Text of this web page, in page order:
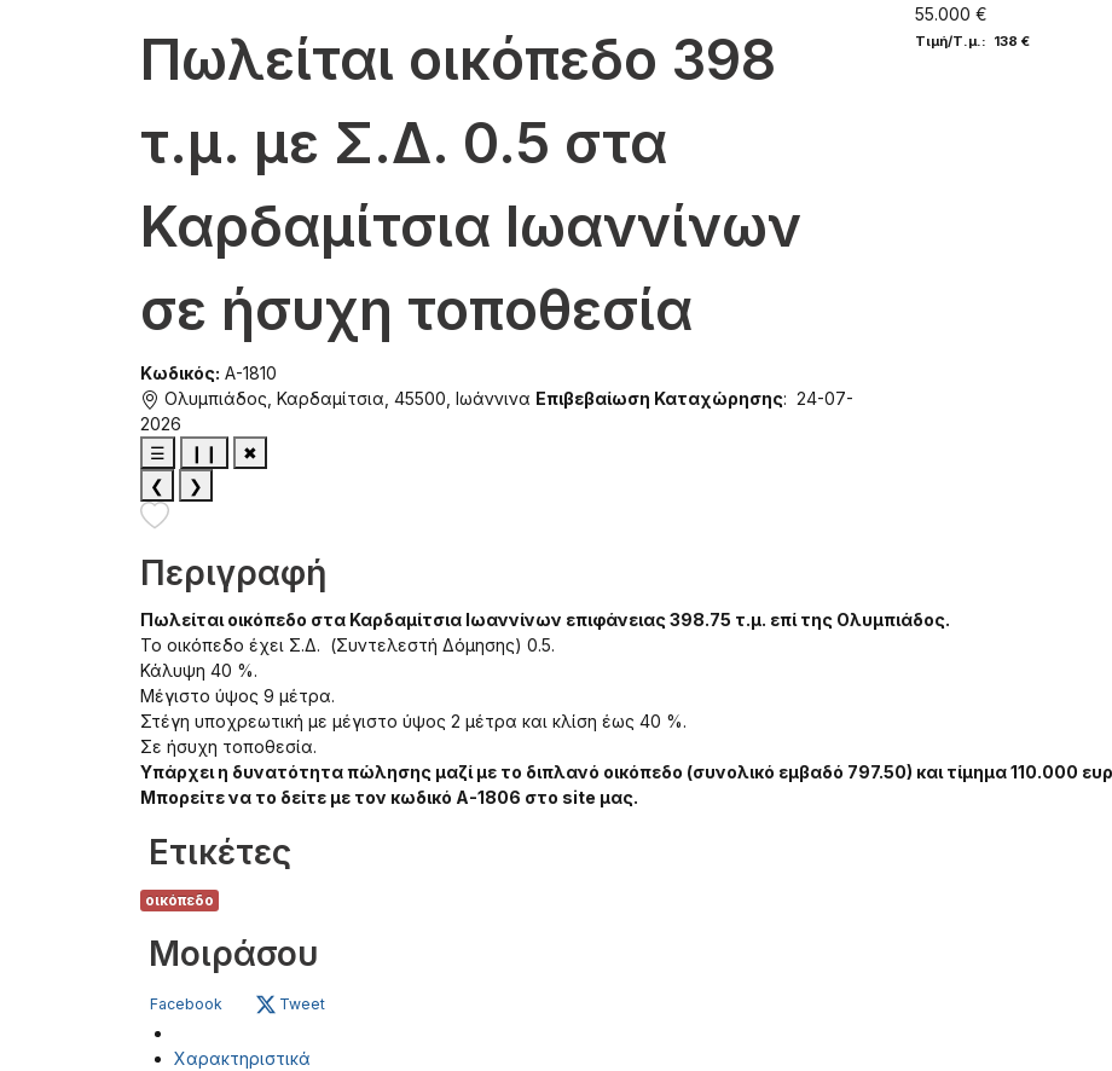
Πωλείται οικόπεδο 398
τ.μ. με Σ.Δ. 0.5 στα
Καρδαμίτσια Ιωαννίνων
σε ήσυχη τοποθεσία
Κωδικός: A-1810
Ολυμπιάδος, Καρδαμίτσια, 45500, Ιωάννινα Επιβεβαίωση Καταχώρησης: 24-07-
2026
55.000 €
Τιμή/Τ.μ.: 138 €
☰ ❙❙
✖
❮
❯
Περιγραφή
Πωλείται οικόπεδο στα Καρδαμίτσια Ιωαννίνων επιφάνειας 398.75 τ.μ. επί της Ολυμπιάδος.
Το οικόπεδο έχει Σ.Δ. (Συντελεστή Δόμησης) 0.5.
Κάλυψη 40 %.
Μέγιστο ύψος 9 μέτρα.
Στέγη υποχρεωτική με μέγιστο ύψος 2 μέτρα και κλίση έως 40 %.
Σε ήσυχη τοποθεσία.
Υπάρχει η δυνατότητα πώλησης μαζί με το διπλανό οικόπεδο (συνολικό εμβαδό 797.50) και τίμημα 110.000
Μπορείτε να το δείτε με τον κωδικό Α-1806 στο site μας.
Ετικέτες
οικόπεδο
Μοιράσου
Facebook Tweet
Χαρακτηριστικά